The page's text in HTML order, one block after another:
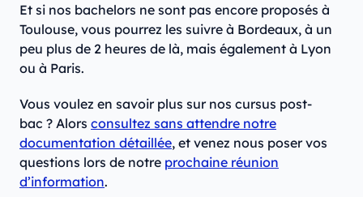
Et si nos bachelors ne sont pas encore proposés à
Toulouse, vous pourrez les suivre à Bordeaux, à un
peu plus de 2 heures de là, mais également à Lyon
ou à Paris.
Vous voulez en savoir plus sur nos cursus post-
bac ? Alors consultez sans attendre notre
documentation détaillée, et venez nous poser vos
questions lors de notre prochaine réunion
d’information.